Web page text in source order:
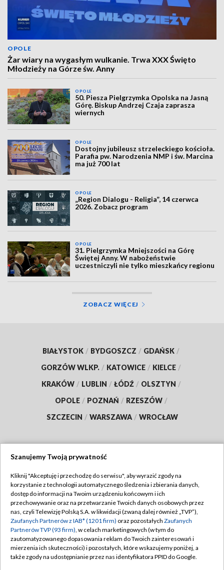
OPOLE
Żar wiary na wygasłym wulkanie. Trwa XXX Święto
Młodzieży na Górze św. Anny
OPOLE
50. Piesza Pielgrzymka Opolska na Jasną
Górę. Biskup Andrzej Czaja zaprasza
wiernych
OPOLE
Dostojny jubileusz strzeleckiego kościoła.
Parafia pw. Narodzenia NMP i św. Marcina
ma już 700 lat
OPOLE
„Region Dialogu - Religia”, 14 czerwca
2026. Zobacz program
OPOLE
31. Pielgrzymka Mniejszości na Górę
Świętej Anny. W nabożeństwie
uczestniczyli nie tylko mieszkańcy regionu
ZOBACZ WIĘCEJ
BIAŁYSTOK / BYDGOSZCZ / GDAŃSK /
GORZÓW WLKP. / KATOWICE / KIELCE /
KRAKÓW / LUBLIN / ŁÓDŹ / OLSZTYN /
OPOLE / POZNAŃ / RZESZÓW /
SZCZECIN / WARSZAWA / WROCŁAW
TVP
Abonament TVP
Emisja w TVP
Centrum informacji TVP
Naziemna Telewizja Cyfrowa
Regulamin TVP
Polityka prywatności
Moje zgody
Pomoc
Szanujemy Twoją prywatność
Kliknij "Akceptuję i przechodzę do serwisu", aby wyrazić zgody na
korzystanie z technologii automatycznego śledzenia i zbierania danych,
dostęp do informacji na Twoim urządzeniu końcowym i ich
przechowywanie oraz na przetwarzanie Twoich danych osobowych przez
nas, czyli Telewizję Polską S.A. w likwidacji (zwaną dalej również „TVP”),
Zaufanych Partnerów z IAB* (1201 firm) oraz pozostałych Zaufanych
Partnerów TVP (93 firm), w celach marketingowych (w tym do
zautomatyzowanego dopasowania reklam do Twoich zainteresowań i
mierzenia ich skuteczności) i pozostałych, które wskazujemy poniżej, a
także zgody na udostępnianie przez nas identyfikatora PPID do Google.